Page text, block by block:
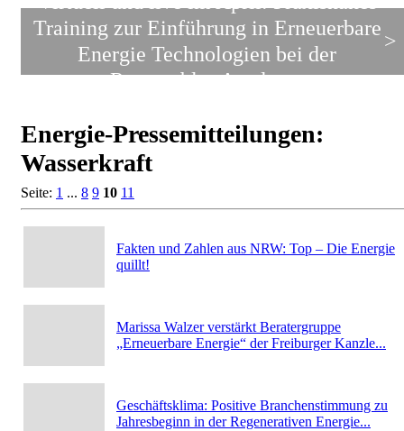
Training zur Einführung in Erneuerbare
Energie Technologien bei der
Renewables Academy
>
Energie-Pressemitteilungen:
Wasserkraft
Seite: 1 ... 8 9 10 11
Fakten und Zahlen aus NRW: Top – Die Energie
quillt!
Marissa Walzer verstärkt Beratergruppe
„Erneuerbare Energie“ der Freiburger Kanzle...
Geschäftsklima: Positive Branchenstimmung zu
Jahresbeginn in der Regenerativen Energie...